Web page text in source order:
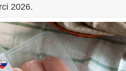
2026.